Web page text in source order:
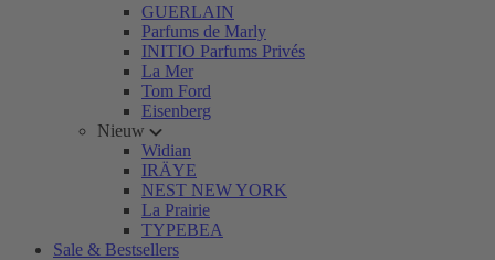
GUERLAIN
Parfums de Marly
INITIO Parfums Privés
La Mer
Tom Ford
Eisenberg
Nieuw
Widian
IRÄYE
NEST NEW YORK
La Prairie
TYPEBEA
Sale & Bestsellers